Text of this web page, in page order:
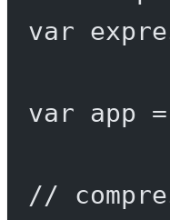
var
var app =
//